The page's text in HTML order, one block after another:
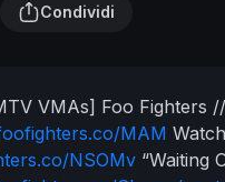
Condividi
VMAs] Foo Fighters //
MAM Watch
NSOMv “Waiting